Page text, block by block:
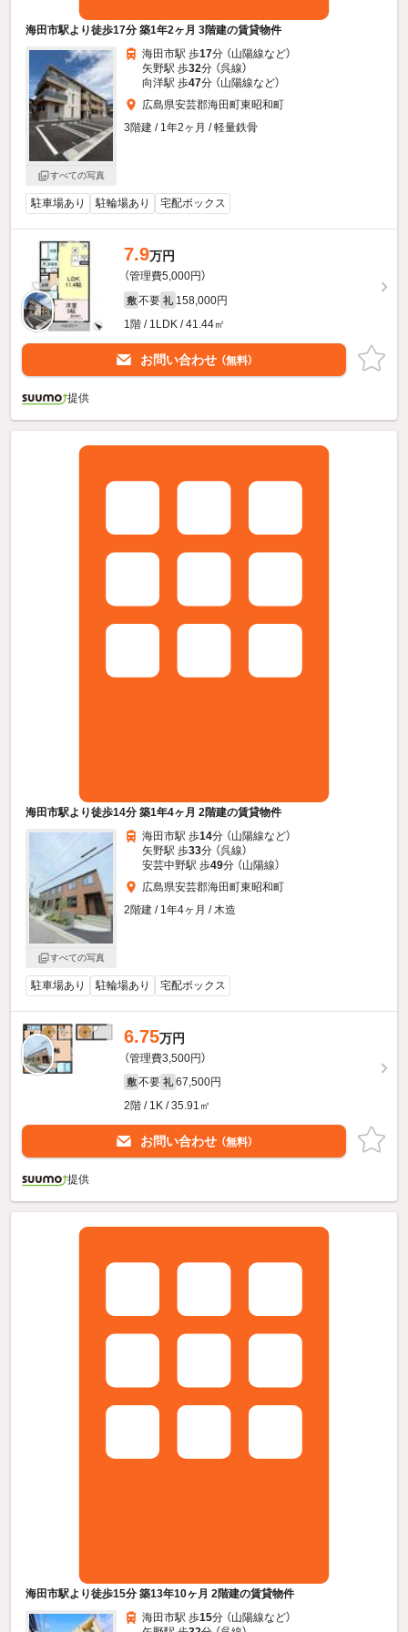
海田市駅より徒歩17分 築1年2ヶ月 3階建の賃貸物件
すべての写真
海田市駅 歩17分 （山陽線など）
矢野駅 歩32分 （呉線）
向洋駅 歩47分 （山陽線など）
広島県安芸郡海田町東昭和町
3階建 / 1年2ヶ月 / 軽量鉄骨
駐車場あり 駐輪場あり 宅配ボックス
7.9万円
（管理費5,000円）
敷 不要 礼 158,000円
1階 / 1LDK / 41.44㎡
お問い合わせ （無料）
提供
海田市駅より徒歩14分 築1年4ヶ月 2階建の賃貸物件
すべての写真
海田市駅 歩14分 （山陽線など）
矢野駅 歩33分 （呉線）
安芸中野駅 歩49分 （山陽線）
広島県安芸郡海田町東昭和町
2階建 / 1年4ヶ月 / 木造
駐車場あり 駐輪場あり 宅配ボックス
6.75万円
（管理費3,500円）
敷 不要 礼 67,500円
2階 / 1K / 35.91㎡
お問い合わせ （無料）
提供
海田市駅より徒歩15分 築13年10ヶ月 2階建の賃貸物件
海田市駅 歩15分 （山陽線など）